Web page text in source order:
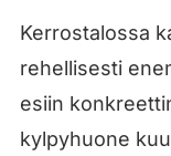
Kerrostalossa
rehellisesti
esiin
kylpyhuone